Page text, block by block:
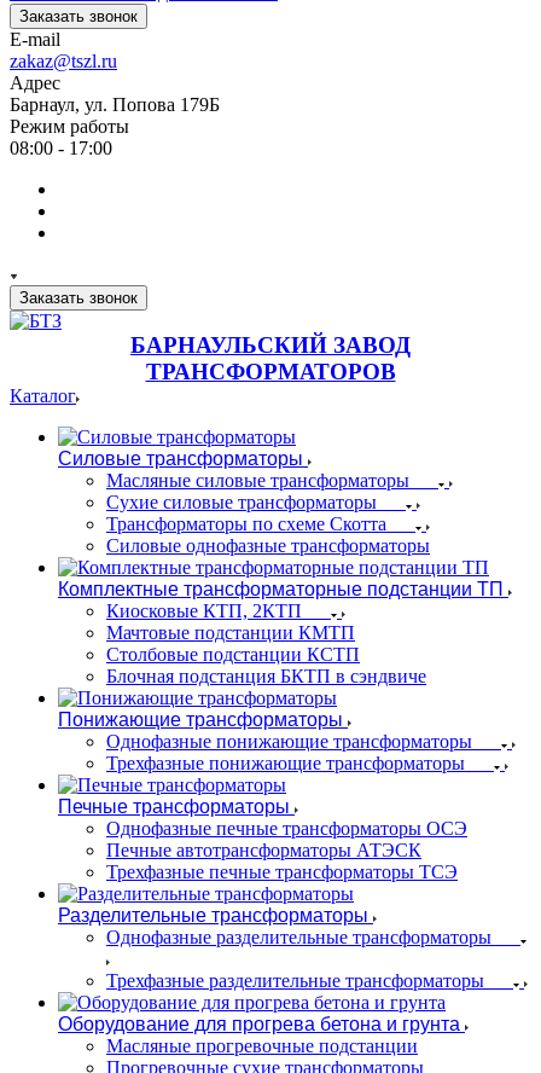
Заказать звонок
E-mail
zakaz@tszl.ru
Адрес
Барнаул, ул. Попова 179Б
Режим работы
08:00 - 17:00
Заказать звонок
БАРНАУЛЬСКИЙ ЗАВОД
ТРАНСФОРМАТОРОВ
Каталог
Силовые трансформаторы
Масляные силовые трансформаторы
Сухие силовые трансформаторы
Трансформаторы по схеме Скотта
Силовые однофазные трансформаторы
Комплектные трансформаторные подстанции ТП
Киосковые КТП, 2КТП
Мачтовые подстанции КМТП
Столбовые подстанции КСТП
Блочная подстанция БКТП в сэндвиче
Понижающие трансформаторы
Однофазные понижающие трансформаторы
Трехфазные понижающие трансформаторы
Печные трансформаторы
Однофазные печные трансформаторы ОСЭ
Печные автотрансформаторы АТЭСК
Трехфазные печные трансформаторы ТСЭ
Разделительные трансформаторы
Однофазные разделительные трансформаторы
Трехфазные разделительные трансформаторы
Оборудование для прогрева бетона и грунта
Масляные прогревочные подстанции
Прогревочные сухие трансформаторы